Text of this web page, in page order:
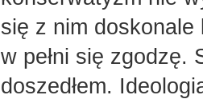
się z nim doskonale
w pełni się zgodzę.
doszedłem.